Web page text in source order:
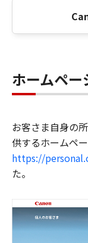
ホームペ
お客さま自身の
供するホームペ
https://
た。